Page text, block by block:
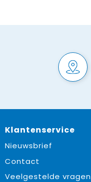
Klantenservice
Nieuwsbrief
Contact
Veelgestelde vragen